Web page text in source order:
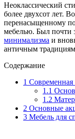
Неоклассический
более двухсот лет.
перенасыщенному
мебелью. Был почти
минимализма и
античным
Содержание
1 Современная
1.1
1.2
2 Основные
3 Мебель для